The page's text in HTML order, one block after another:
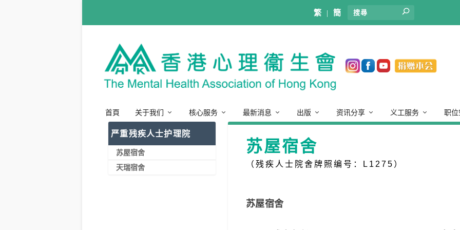
繁 |簡
首頁 关于我们 核心服务 最新消息 出版 资讯分享 义工服务 职
苏屋宿舍
（残疾人士院舍牌照编号：L1275）
苏屋宿舍
严重残疾人士护理院
苏屋宿舍
天瑞宿舍